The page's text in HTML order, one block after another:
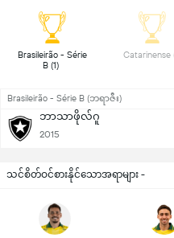
Brasileirão - Série
Brasileirão - Série B (ဘရာဇီး)
ဘာသာဖိုလ်ဂူ
2015
သင်စိတ်ဝင်စားနိုင်သောအရာများ -